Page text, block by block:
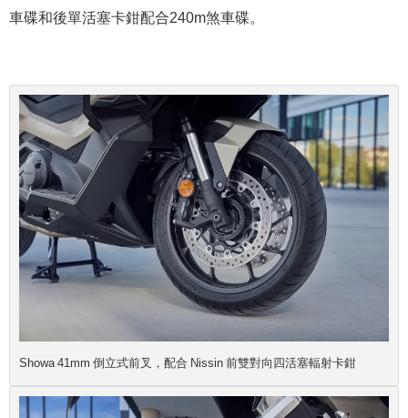
車碟和後單活塞卡鉗配合240m煞車碟。
Showa 41mm 倒立式前叉，配合 Nissin 前雙對向四活塞輻射卡鉗